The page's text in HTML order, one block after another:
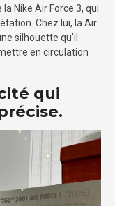
Nike Air Force 3, qui
Chez lui, la Air
silhouette qu’il
en circulation
qui